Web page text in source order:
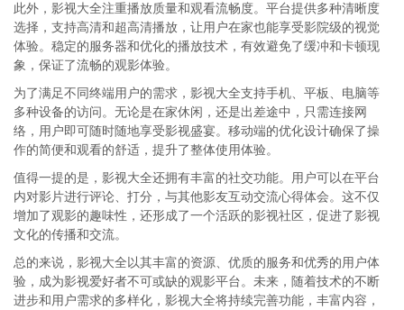
此外，影视大全注重播放质量和观看流畅度。平台提供多种清晰度
选择，支持高清和超高清播放，让用户在家也能享受影院级的视觉
体验。稳定的服务器和优化的播放技术，有效避免了缓冲和卡顿现
象，保证了流畅的观影体验。
为了满足不同终端用户的需求，影视大全支持手机、平板、电脑等
多种设备的访问。无论是在家休闲，还是出差途中，只需连接网
络，用户即可随时随地享受影视盛宴。移动端的优化设计确保了操
作的简便和观看的舒适，提升了整体使用体验。
值得一提的是，影视大全还拥有丰富的社交功能。用户可以在平台
内对影片进行评论、打分，与其他影友互动交流心得体会。这不仅
增加了观影的趣味性，还形成了一个活跃的影视社区，促进了影视
文化的传播和交流。
总的来说，影视大全以其丰富的资源、优质的服务和优秀的用户体
验，成为影视爱好者不可或缺的观影平台。未来，随着技术的不断
进步和用户需求的多样化，影视大全将持续完善功能，丰富内容，